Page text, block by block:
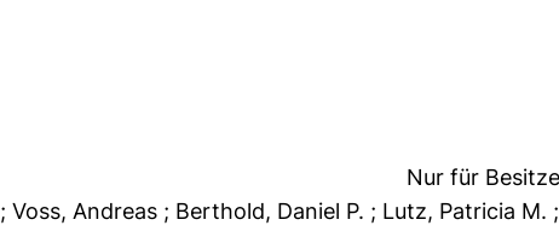
Nur für
; Voss, Andreas ; Berthold, Daniel P. ; Lutz, Patricia M.